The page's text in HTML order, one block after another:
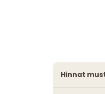
hinnat